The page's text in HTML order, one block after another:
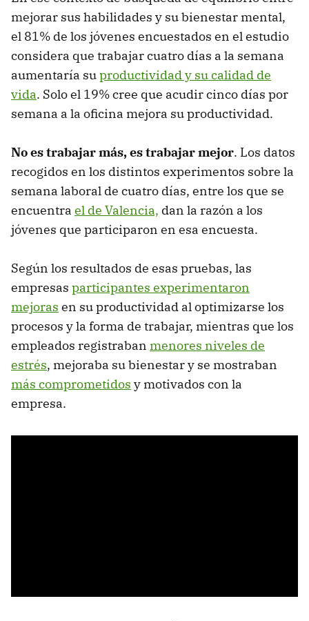
mejorar sus habilidades y su bienestar mental,
el 81% de los jóvenes encuestados en el estudio
considera que trabajar cuatro días a la semana
aumentaría suproductividad y su calidad de
vida. Solo el 19% cree que acudir cinco días por
semana a la oficina mejora su productividad.
No es trabajar más, es trabajar mejor. Los datos
recogidos en los distintos experimentos sobre la
semana laboral de cuatro días, entre los que se
encuentra el de Valencia, dan la razón a los
jóvenes que participaron en esa encuesta.
Según los resultados de esas pruebas, las
empresas participantes experimentaron
mejoras en su productividad al optimizarse los
procesos y la forma de trabajar, mientras que los
empleados registraban menores niveles de
estrés, mejoraba su bienestar y se mostraban
más comprometidos y motivados con la
empresa.